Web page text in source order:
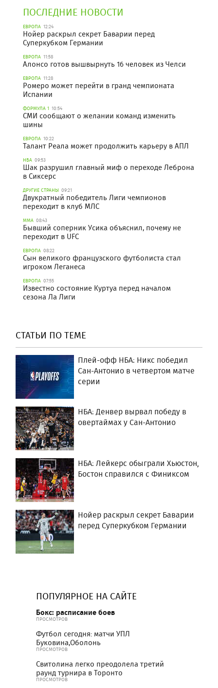
ПОСЛЕДНИЕ НОВОСТИ
ЕВРОПА 12:24
Нойер раскрыл секрет Баварии перед
Суперкубком Германии
ЕВРОПА 11:58
Алонсо готов вышвырнуть 16 человек из Челси
ЕВРОПА 11:28
Ромеро может перейти в гранд чемпионата
Испании
ФОРМУЛА 1 10:54
СМИ сообщают о желании команд изменить
шины
ЕВРОПА 10:22
Талант Реала может продолжить карьеру в АПЛ
НБА 09:53
Шак разрушил главный миф о переходе Леброна
в Сиксерс
ДРУГИЕ СТРАНЫ 09:21
Двукратный победитель Лиги чемпионов
переходит в клуб МЛС
ММА 08:43
Бывший соперник Усика объяснил, почему не
переходит в UFC
ЕВРОПА 08:22
Сын великого французского футболиста стал
игроком Леганеса
ЕВРОПА 07:55
Известно состояние Куртуа перед началом
сезона Ла Лиги
СТАТЬИ ПО ТЕМЕ
Плей-офф НБА: Никс победил
Сан-Антонио в четвертом матче
серии
НБА: Денвер вырвал победу в
овертаймах у Сан-Антонио
НБА: Лейкерс обыграли Хьюстон,
Бостон справился с Финиксом
Нойер раскрыл секрет Баварии
перед Суперкубком Германии
ПОПУЛЯРНОЕ НА САЙТЕ
Бокс: расписание боев
ПРОСМОТРОВ
Футбол сегодня: матчи УПЛ
Буковина,Оболонь
ПРОСМОТРОВ
Свитолина легко преодолела третий
раунд турнира в Торонто
ПРОСМОТРОВ